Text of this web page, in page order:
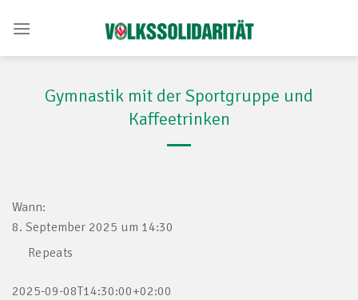
Gymnastik mit der Sportgruppe und
Kaffeetrinken
Wann:
8. September 2025 um 14:30
Repeats
2025-09-08T14:30:00+02:00